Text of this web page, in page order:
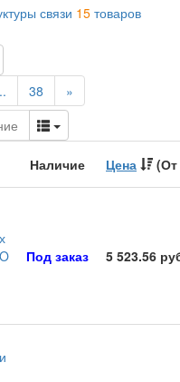
связи 15 товаров
Dropdown
38
»
Toggle Dropdown
Наличие Цена (От
Под заказ 5 523.56